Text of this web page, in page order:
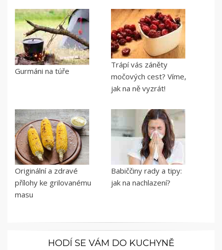
Gurmáni na túře
Trápí vás záněty
močových cest? Víme,
jak na ně vyzrát!
Originální a zdravé
přílohy ke grilovanému
masu
Babiččiny rady a tipy:
jak na nachlazení?
HODÍ SE VÁM DO KUCHYNĚ